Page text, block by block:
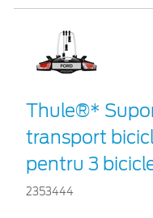
Thule®*
transport
pentru 3
2353444